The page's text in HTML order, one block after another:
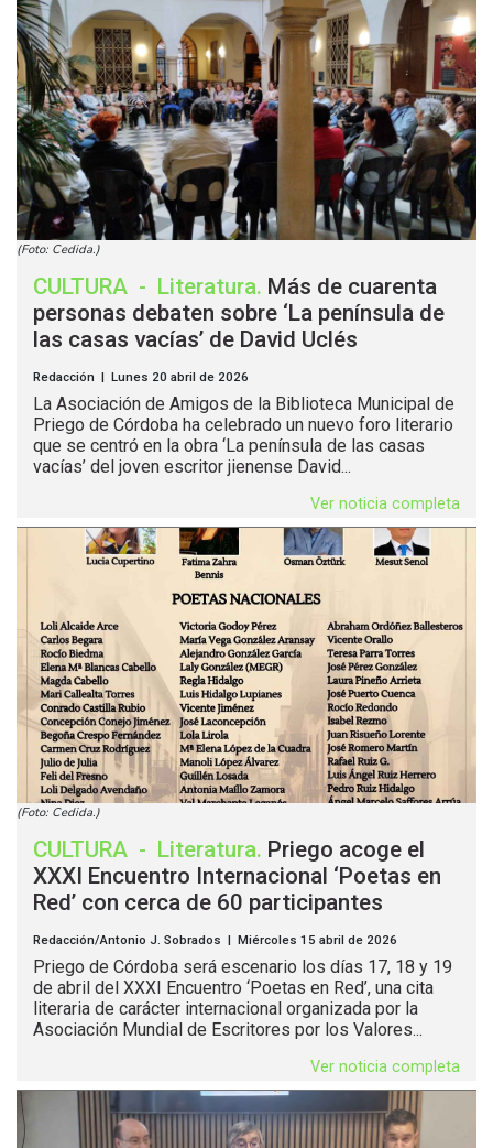
(Foto: Cedida.)
CULTURA - Literatura. Más de cuarenta
personas debaten sobre ‘La península de
las casas vacías’ de David Uclés
Redacción | Lunes 20 abril de 2026
La Asociación de Amigos de la Biblioteca Municipal de
Priego de Córdoba ha celebrado un nuevo foro literario
que se centró en la obra ‘La península de las casas
vacías’ del joven escritor jienense David...
Ver noticia completa
(Foto: Cedida.)
CULTURA - Literatura. Priego acoge el
XXXI Encuentro Internacional ‘Poetas en
Red’ con cerca de 60 participantes
Redacción/Antonio J. Sobrados | Miércoles 15 abril de 2026
Priego de Córdoba será escenario los días 17, 18 y 19
de abril del XXXI Encuentro ‘Poetas en Red’, una cita
literaria de carácter internacional organizada por la
Asociación Mundial de Escritores por los Valores...
Ver noticia completa